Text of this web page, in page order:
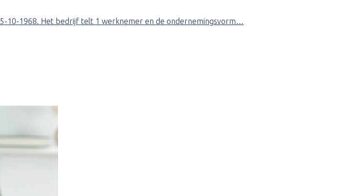
10-1968. Het bedrijf telt 1 werknemer en de ondernemingsvorm…